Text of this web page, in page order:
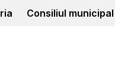
Consiliul municipal